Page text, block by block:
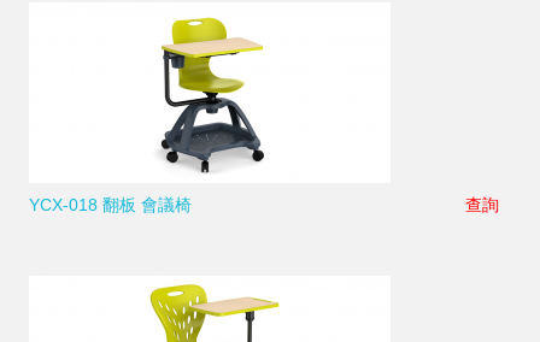
YCX-018 翻板 會議椅 查詢